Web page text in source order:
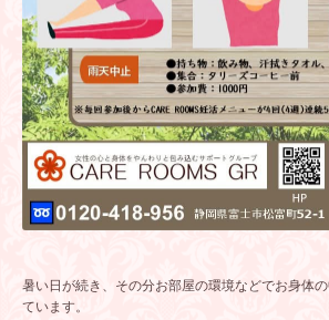
暑い日が続き、その分お部屋の環境などでお身体
ています。